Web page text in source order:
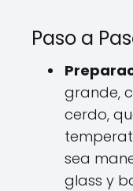
Paso a
grande,
cerdo,
sea
glass y